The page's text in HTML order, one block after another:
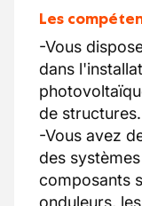
Les
-Vous
dans
de structures.
-Vous avez
des
composants
onduleurs,